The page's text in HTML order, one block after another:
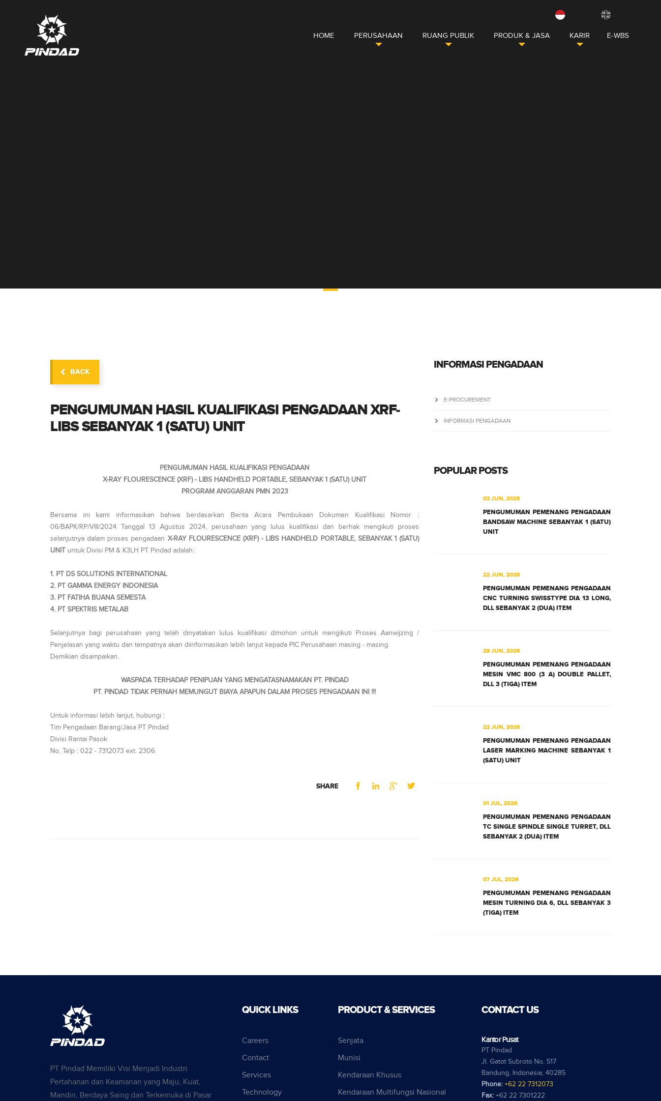
HOME PERUSAHAAN RUANG PUBLIK PRODUK & JASA KARIR E-WBS
BACK
PENGUMUMAN HASIL KUALIFIKASI PENGADAAN XRF-
LIBS SEBANYAK 1 (SATU) UNIT
PENGUMUMAN HASIL KUALIFIKASI PENGADAAN
X-RAY FLOURESCENCE (XRF) - LIBS HANDHELD PORTABLE, SEBANYAK 1 (SATU) UNIT
PROGRAM ANGGARAN PMN 2023
Bersama ini kami informasikan bahwa berdasarkan Berita Acara Pembukaan Dokumen Kualifikasi Nomor :
06/BAPK/RP/VIII/2024 Tanggal 13 Agustus 2024, perusahaan yang lulus kualifikasi dan berhak mengikuti proses
selanjutnya dalam proses pengadaan X-RAY FLOURESCENCE (XRF) - LIBS HANDHELD PORTABLE, SEBANYAK 1 (SATU)
UNIT untuk Divisi PM & K3LH PT Pindad adalah:
1. PT DS SOLUTIONS INTERNATIONAL
2. PT GAMMA ENERGY INDONESIA
3. PT FATIHA BUANA SEMESTA
4. PT SPEKTRIS METALAB
Selanjutnya bagi perusahaan yang telah dinyatakan lulus kualifikasi dimohon untuk mengikuti Proses Aanwijzing /
Penjelasan yang waktu dan tempatnya akan diinformasikan lebih lanjut kepada PIC Perusahaan masing - masing.
Demikian disampaikan.
WASPADA TERHADAP PENIPUAN YANG MENGATASNAMAKAN PT. PINDAD
PT. PINDAD TIDAK PERNAH MEMUNGUT BIAYA APAPUN DALAM PROSES PENGADAAN INI !!!
Untuk informasi lebih lanjut, hubungi :
Tim Pengadaan Barang/Jasa PT Pindad
Divisi Rantai Pasok
No. Telp : 022 - 7312073 ext. 2306
SHARE
INFORMASI PENGADAAN
E-PROCUREMENT
INFORMASI PENGADAAN
POPULAR POSTS
02 JUN, 2026
PENGUMUMAN PEMENANG PENGADAAN
BANDSAW MACHINE SEBANYAK 1 (SATU)
UNIT
22 JUN, 2026
PENGUMUMAN PEMENANG PENGADAAN
CNC TURNING SWISSTYPE DIA 13 LONG,
DLL SEBANYAK 2 (DUA) ITEM
29 JUN, 2026
PENGUMUMAN PEMENANG PENGADAAN
MESIN VMC 800 (3 A) DOUBLE PALLET,
DLL 3 (TIGA) ITEM
22 JUN, 2026
PENGUMUMAN PEMENANG PENGADAAN
LASER MARKING MACHINE SEBANYAK 1
(SATU) UNIT
01 JUL, 2026
PENGUMUMAN PEMENANG PENGADAAN
TC SINGLE SPINDLE SINGLE TURRET, DLL
SEBANYAK 2 (DUA) ITEM
07 JUL, 2026
PENGUMUMAN PEMENANG PENGADAAN
MESIN TURNING DIA 6, DLL SEBANYAK 3
(TIGA) ITEM
PT Pindad Memiliki Visi Menjadi Industri
Pertahanan dan Keamanan yang Maju, Kuat,
Mandiri, Berdaya Saing dan Terkemuka di Pasar
QUICK LINKS
Careers
Contact
Services
Technology
PRODUCT & SERVICES
Senjata
Munisi
Kendaraan Khusus
Kendaraan Multifungsi Nasional
CONTACT US
Kantor Pusat
PT Pindad
Jl. Gatot Subroto No. 517
Bandung, Indonesia, 40285
Phone:+62 22 7312073
Fax:+62 22 7301222